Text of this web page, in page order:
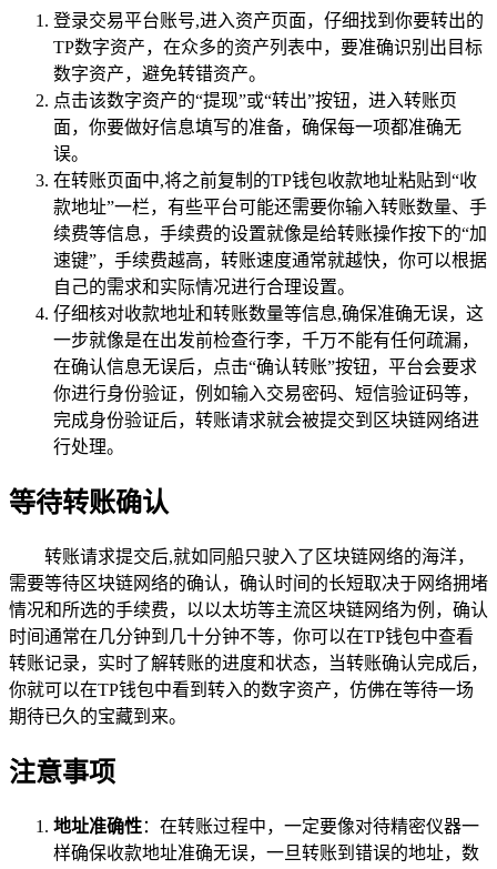
登录交易平台账号,进入资产页面，仔细找到你要转出的
TP数字资产，在众多的资产列表中，要准确识别出目标
数字资产，避免转错资产。
点击该数字资产的“提现”或“转出”按钮，进入转账页
面，你要做好信息填写的准备，确保每一项都准确无
误。
在转账页面中,将之前复制的TP钱包收款地址粘贴到“收
款地址”一栏，有些平台可能还需要你输入转账数量、手
续费等信息，手续费的设置就像是给转账操作按下的“加
速键”，手续费越高，转账速度通常就越快，你可以根据
自己的需求和实际情况进行合理设置。
仔细核对收款地址和转账数量等信息,确保准确无误，这
一步就像是在出发前检查行李，千万不能有任何疏漏，
在确认信息无误后，点击“确认转账”按钮，平台会要求
你进行身份验证，例如输入交易密码、短信验证码等，
完成身份验证后，转账请求就会被提交到区块链网络进
行处理。
等待转账确认
转账请求提交后,就如同船只驶入了区块链网络的海洋，
需要等待区块链网络的确认，确认时间的长短取决于网络拥堵
情况和所选的手续费，以以太坊等主流区块链网络为例，确认
时间通常在几分钟到几十分钟不等，你可以在TP钱包中查看
转账记录，实时了解转账的进度和状态，当转账确认完成后，
你就可以在TP钱包中看到转入的数字资产，仿佛在等待一场
期待已久的宝藏到来。
注意事项
地址准确性：在转账过程中，一定要像对待精密仪器一
样确保收款地址准确无误，一旦转账到错误的地址，数